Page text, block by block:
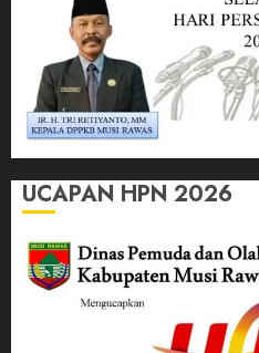
UCAPAN HPN 2026